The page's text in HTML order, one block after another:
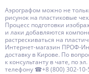
Аэрографом можно не
рисунок на пластиковые
Процесс подготовки
и лаки добавляются
растрескиваться на
Интернет-магазин ПРОФ-
доставку в Кирове. По
к консультанту в чате, по
телефону ☎+8 (800) 302-10-